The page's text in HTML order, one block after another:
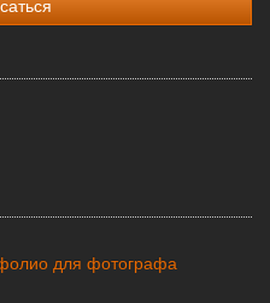
для фотографа